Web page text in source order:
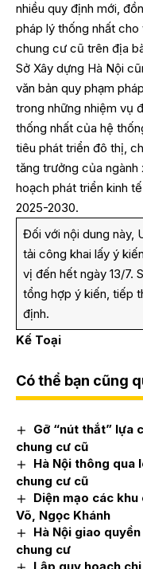
nhiều quy định mới,
pháp lý thống nhất
chung cư cũ trên địa
Sở Xây dựng Hà Nội
văn bản quy phạm
trong những nhiệm vụ
thống nhất của hệ
tiêu phát triển đô thị,
tăng trưởng của
hoạch phát triển kinh
2025-2030.
Đối với nội dung này,
tải công khai lấy ý
vị đến hết ngày 13/7.
tổng hợp ý kiến, tiếp
định.
Kế Toại
Có thể bạn cũng
Gỡ “nút thắt” lựa
chung cư cũ
Hà Nội thông qua
chung cư cũ
Diện mạo các
Võ, Ngọc Khánh
Hà Nội giao
chung cư